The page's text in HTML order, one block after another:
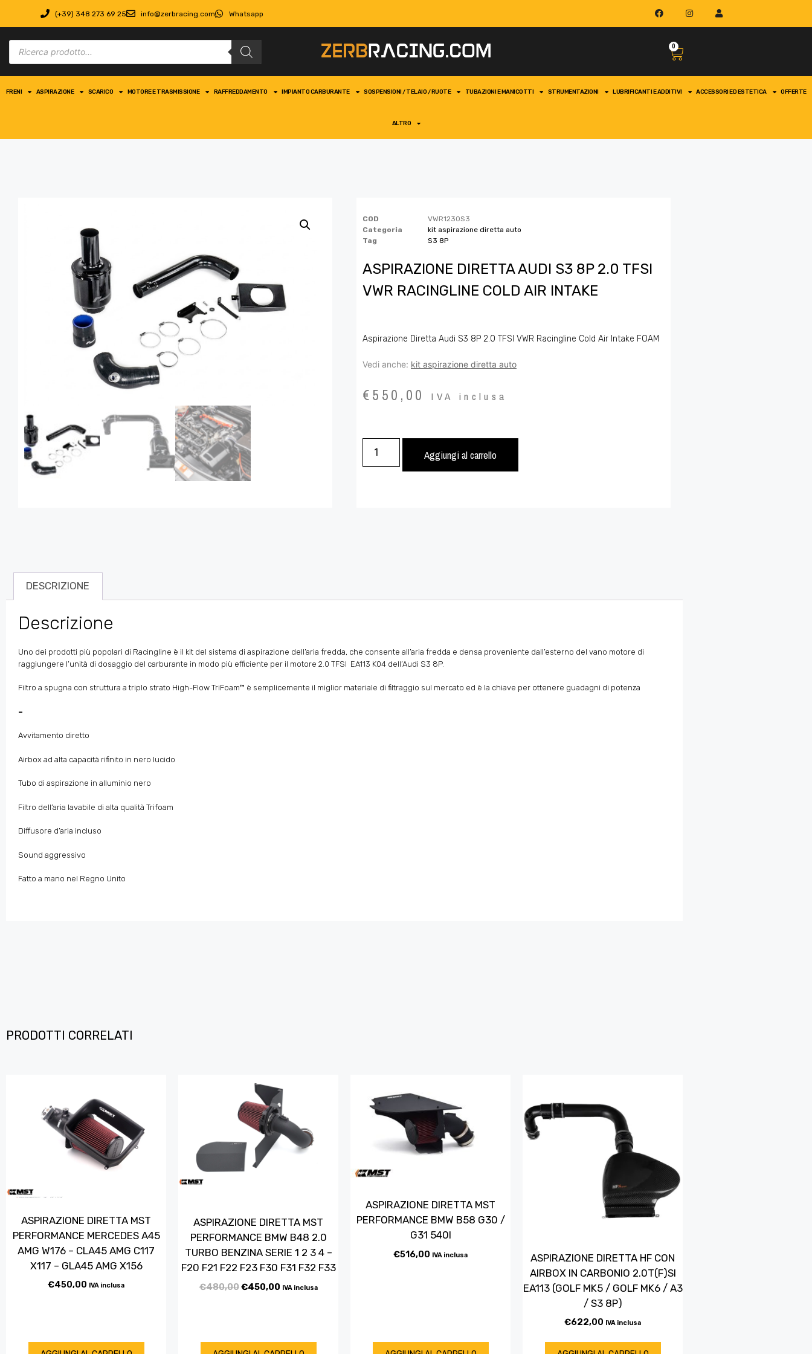
(+39) 348 273 69 25 info@zerbracing.com Whatsapp
0
FRENI ASPIRAZIONE SCARICO MOTORE E TRASMISSIONE RAFFREDDAMENTO IMPIANTO CARBURANTE SOSPENSIONI / TELAIO / RUOTE TUBAZIONI E MANICOTTI STRUMENTAZIONI LUBRIFICANTI E ADDITIVI ACCESSORI ED ESTETICA OFFERTE
ALTRO
COD
VWR1230S3
Categoria
kit aspirazione diretta auto
Tag
S3 8P
ASPIRAZIONE DIRETTA AUDI S3 8P 2.0 TFSI
VWR RACINGLINE COLD AIR INTAKE
Aspirazione Diretta Audi S3 8P 2.0 TFSI VWR Racingline Cold Air Intake FOAM
Vedi anche: kit aspirazione diretta auto
€550,00 IVA inclusa
Aggiungi al carrello
DESCRIZIONE
Descrizione
Uno dei prodotti più popolari di Racingline è il kit del sistema di aspirazione dell’aria fredda, che consente all’aria fredda e densa proveniente dall’esterno del vano motore di
raggiungere l’unità di dosaggio del carburante in modo più efficiente per il motore 2.0 TFSI EA113 K04 dell’Audi S3 8P.
Filtro a spugna con struttura a triplo strato High-Flow TriFoam™ è semplicemente il miglior materiale di filtraggio sul mercato ed è la chiave per ottenere guadagni di potenza
–
Avvitamento diretto
Airbox ad alta capacità rifinito in nero lucido
Tubo di aspirazione in alluminio nero
Filtro dell’aria lavabile di alta qualità Trifoam
Diffusore d’aria incluso
Sound aggressivo
Fatto a mano nel Regno Unito
PRODOTTI CORRELATI
ASPIRAZIONE DIRETTA MST
PERFORMANCE MERCEDES A45
AMG W176 – CLA45 AMG C117
X117 – GLA45 AMG X156
€450,00 IVA inclusa
ASPIRAZIONE DIRETTA MST
PERFORMANCE BMW B48 2.0
TURBO BENZINA SERIE 1 2 3 4 –
F20 F21 F22 F23 F30 F31 F32 F33
€480,00€450,00 IVA inclusa
ASPIRAZIONE DIRETTA MST
PERFORMANCE BMW B58 G30 /
G31 540I
€516,00 IVA inclusa
ASPIRAZIONE DIRETTA HF CON
AIRBOX IN CARBONIO 2.0T(F)SI
EA113 (GOLF MK5 / GOLF MK6 / A3
/ S3 8P)
€622,00 IVA inclusa